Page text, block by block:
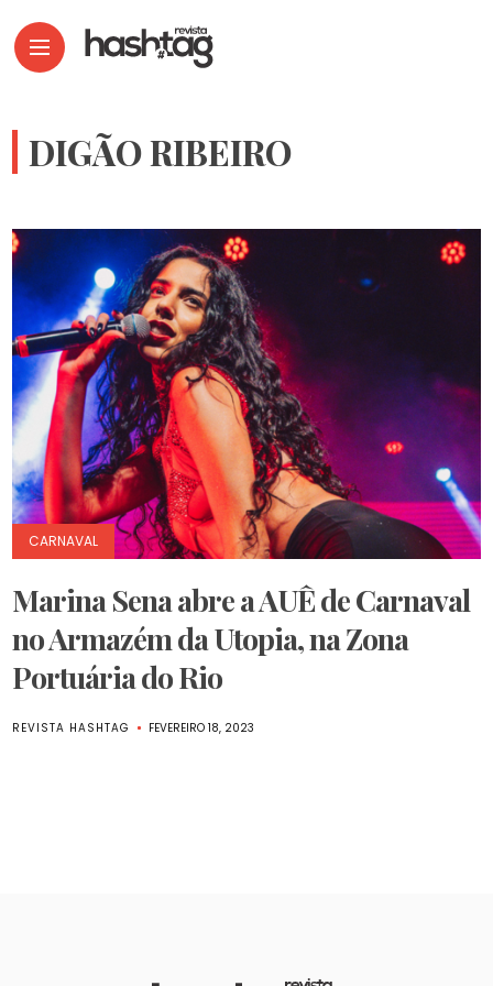
DIGÃO RIBEIRO
CARNAVAL
Marina Sena abre a AUÊ de Carnaval
no Armazém da Utopia, na Zona
Portuária do Rio
REVISTA HASHTAG FEVEREIRO 18, 2023